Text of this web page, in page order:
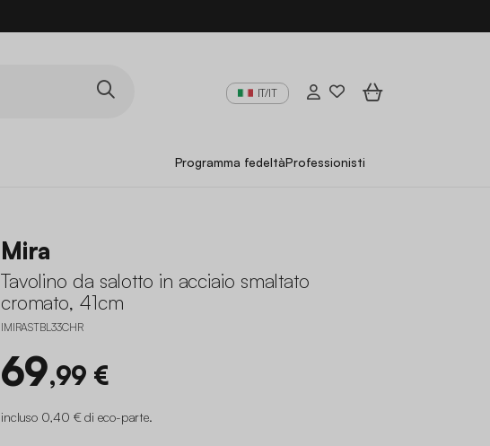
IT/IT
Programma fedeltàProfessionisti
Mira
Tavolino da salotto in acciaio smaltato
cromato, 41cm
IMIRASTBL33CHR
69,99 €
incluso 0,40 € di eco-parte.